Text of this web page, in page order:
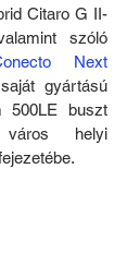
Citaro G II-
szóló
Next
buszt
helyi